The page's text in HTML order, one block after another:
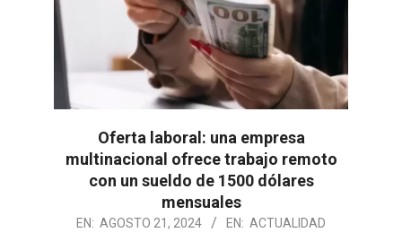
Oferta laboral: una empresa
multinacional ofrece trabajo remoto
con un sueldo de 1500 dólares
mensuales
2024-EN: AGOSTO 21, 2024 EN: ACTUALIDAD